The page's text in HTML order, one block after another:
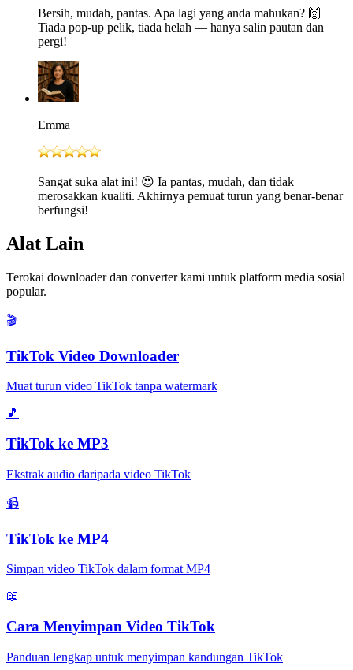
Bersih, mudah, pantas. Apa lagi yang anda mahukan? 🙌
Tiada pop-up pelik, tiada helah — hanya salin pautan dan
pergi!
Emma
Sangat suka alat ini! 😍 Ia pantas, mudah, dan tidak
merosakkan kualiti. Akhirnya pemuat turun yang benar-benar
berfungsi!
Alat Lain
Terokai downloader dan converter kami untuk platform media sosial
popular.
🎬
TikTok Video Downloader
Muat turun video TikTok tanpa watermark
🎵
TikTok ke MP3
Ekstrak audio daripada video TikTok
📹
TikTok ke MP4
Simpan video TikTok dalam format MP4
📖
Cara Menyimpan Video TikTok
Panduan lengkap untuk menyimpan kandungan TikTok